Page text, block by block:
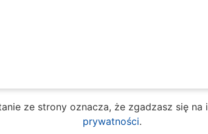
ze strony oznacza, że zgadzasz się
prywatności.